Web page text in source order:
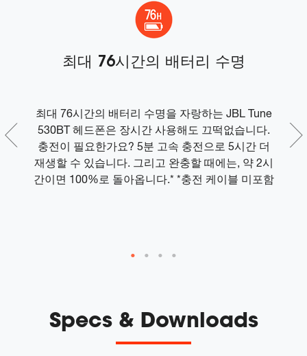
최대 76시간의 배터리 수명
최대 76시간의 배터리 수명을 자랑하는 JBL Tune
530BT 헤드폰은 장시간 사용해도 끄떡없습니다.
충전이 필요한가요? 5분 고속 충전으로 5시간 더
재생할 수 있습니다. 그리고 완충할 때에는, 약 2시
간이면 100%로 돌아옵니다.* *충전 케이블 미포함
Specs & Downloads